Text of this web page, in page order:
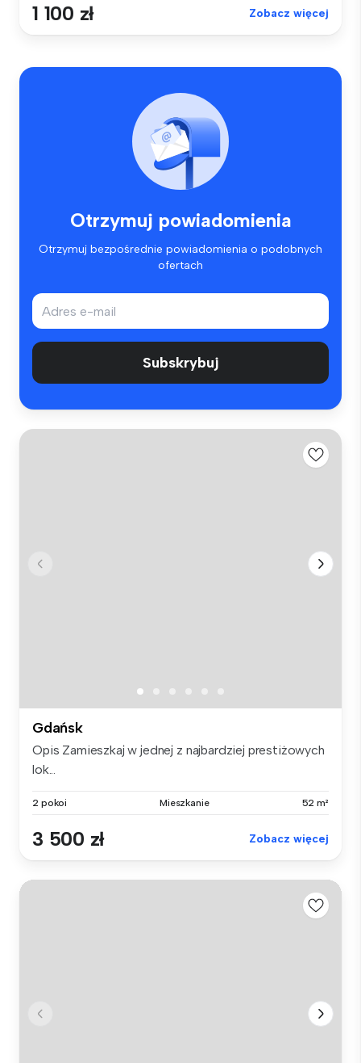
1 100 zł Zobacz więcej
Otrzymuj powiadomienia
Otrzymuj bezpośrednie powiadomienia o podobnych
ofertach
Subskrybuj
Gdańsk
Opis Zamieszkaj w jednej z najbardziej prestiżowych
lok...
2 pokoi Mieszkanie 52 m²
3 500 zł Zobacz więcej